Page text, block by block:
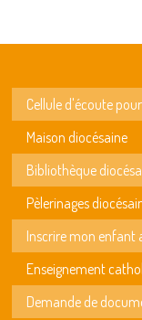
Cellule d'écoute
Maison diocésaine
Bibliothèque
Pèlerinages
Inscrire mon enfant
Enseignement
Demande de